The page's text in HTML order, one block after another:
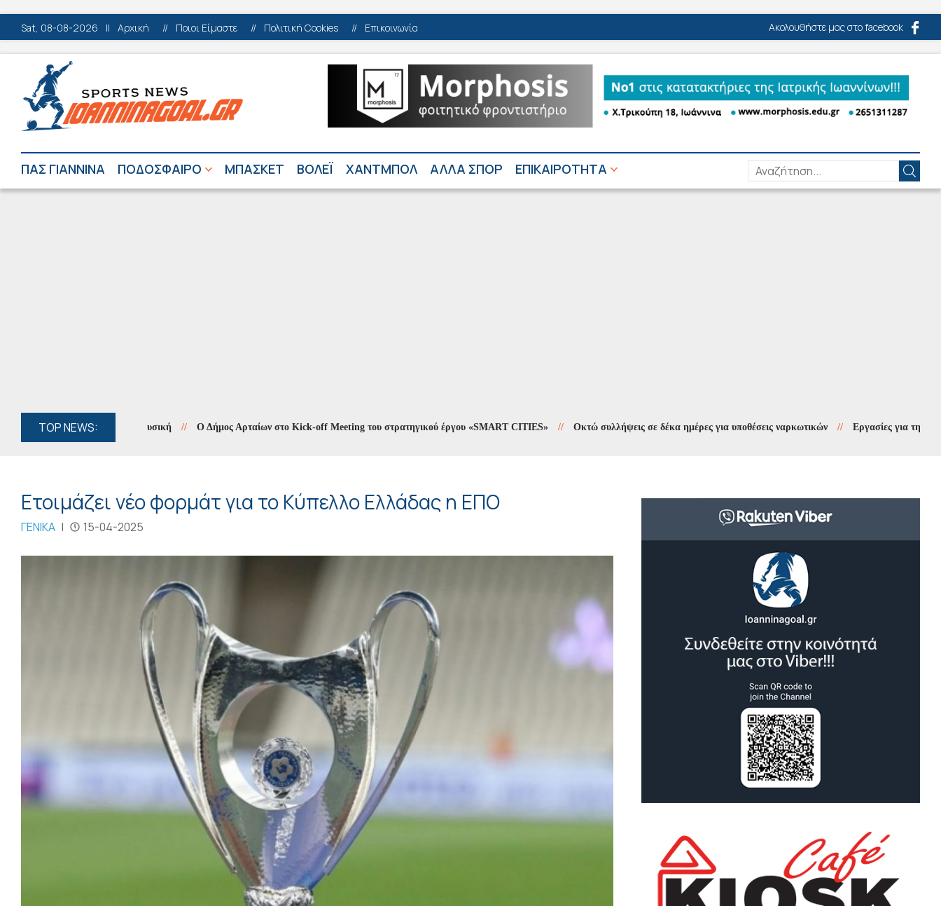
Sat, 08-08-2026 || Αρχική // Ποιοι Είμαστε // Πολιτική Cookies // Επικοινωνία Ακολουθήστε μας στο facebook
ΠΑΣ ΓΙΑΝΝΙΝΑ ΠΟΔΟΣΦΑΙΡΟ ΜΠΑΣΚΕΤ ΒΟΛΕΪ ΧΑΝΤΜΠΟΛ ΑΛΛΑ ΣΠΟΡ ΕΠΙΚΑΙΡΟΤΗΤΑ
TOP NEWS: // Ο Δήμος Αρταίων στο Kick-off Meeting του στρατηγικού έργου «SMART CITIES» // Οκτώ συλλήψεις σε δέκα ημέρες για υποθέσεις ναρκωτικών // Εργασίες για την
Ετοιμάζει νέο φορμάτ για το Κύπελλο Ελλάδας η ΕΠΟ
ΓΕΝΙΚΑ | 15-04-2025